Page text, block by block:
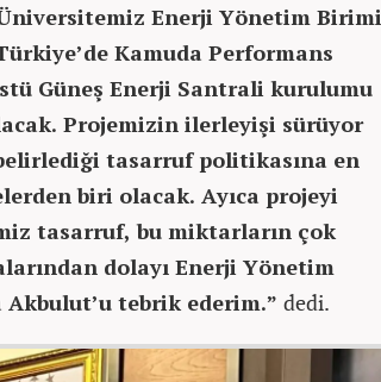
Enerji Yönetim Birimi
Kamuda Performans
Güneş Enerji Santrali kurulumu
Projemizin ilerleyişi sürüyor
tasarruf politikasına en
biri olacak. Ayıca projeyi
tasarruf, bu miktarların çok
dolayı Enerji Yönetim
tebrik ederim.” dedi.